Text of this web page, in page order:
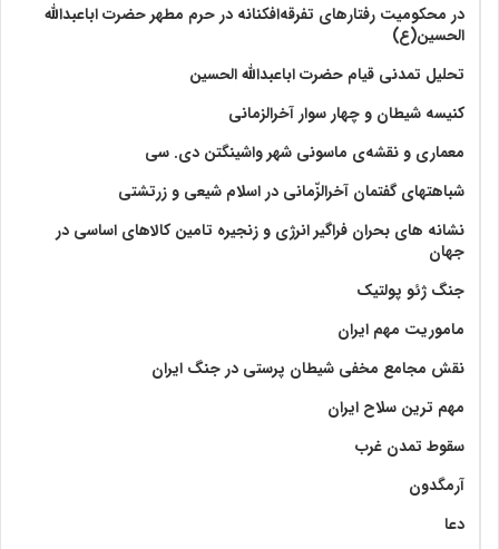
در محکومیت رفتارهای تفرقه‌افکنانه در حرم مطهر حضرت اباعبدالله
الحسین(ع)
تحلیل تمدنی قیام حضرت اباعبدالله الحسین
کنیسه شیطان و چهار سوار آخرالزمانی
معماری و نقشه‌ی ماسونی شهر واشينگتن دی. سی
شباهتهای گفتمان آخر‌الزّمانی در اسلام شیعی و زرتشتی
نشانه های بحران فراگیر انرژی و زنجیره تامین کالاهای اساسی در
جهان
جنگ ژئو پولتیک
ماموریت مهم ایران
نقش مجامع مخفی شیطان پرستی در جنگ ایران
مهم ترین سلاح ایران
سقوط تمدن غرب
آرمگدون
دعا